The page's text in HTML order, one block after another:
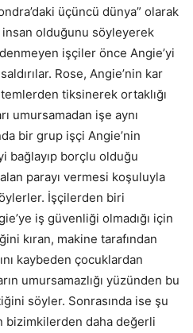
üçüncü dünya” olarak
olduğunu söyleyerek
işçiler önce Angie’yi
Rose, Angie’nin kar
tiksinerek ortaklığı
umursamadan işe aynı
bir grup işçi Angie’nin
bağlayıp borçlu olduğu
parayı vermesi koşuluyla
İşçilerden biri
iş güvenliği olmadığı için
kıran, makine tarafından
kaybeden çocuklardan
umursamazlığı yüzünden bu
söyler. Sonrasında ise şu
bizimkilerden daha değerli